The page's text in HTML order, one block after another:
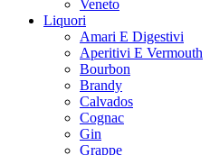
Veneto
Liquori
Amari E Digestivi
Aperitivi E Vermouth
Bourbon
Brandy
Calvados
Cognac
Gin
Grappe